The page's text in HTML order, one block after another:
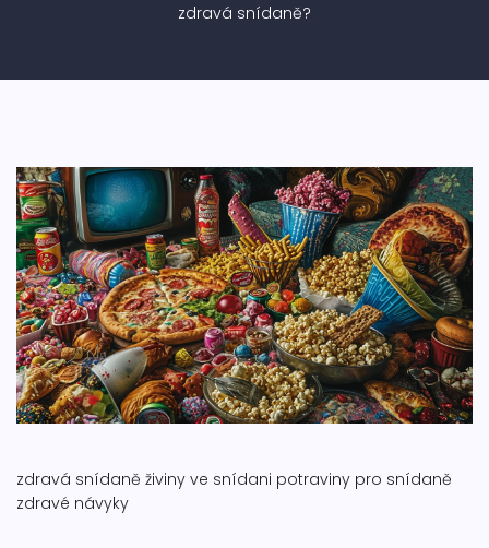
zdravá snídaně?
zdravá snídaně živiny ve snídani potraviny pro snídaně
zdravé návyky